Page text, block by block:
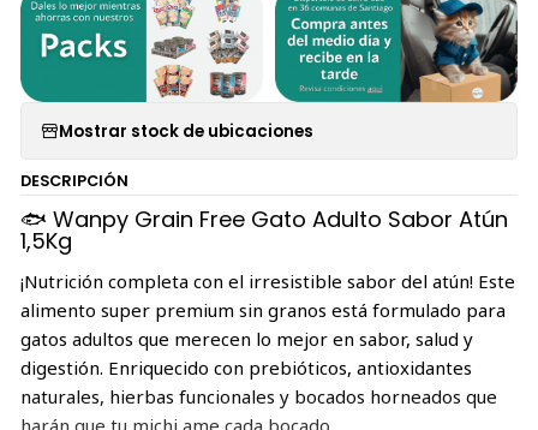
Mostrar stock de ubicaciones
DESCRIPCIÓN
🐟 Wanpy Grain Free Gato Adulto Sabor Atún
1,5Kg
¡Nutrición completa con el irresistible sabor del atún! Este
alimento super premium sin granos está formulado para
gatos adultos que merecen lo mejor en sabor, salud y
digestión. Enriquecido con prebióticos, antioxidantes
naturales, hierbas funcionales y bocados horneados que
harán que tu michi ame cada bocado.